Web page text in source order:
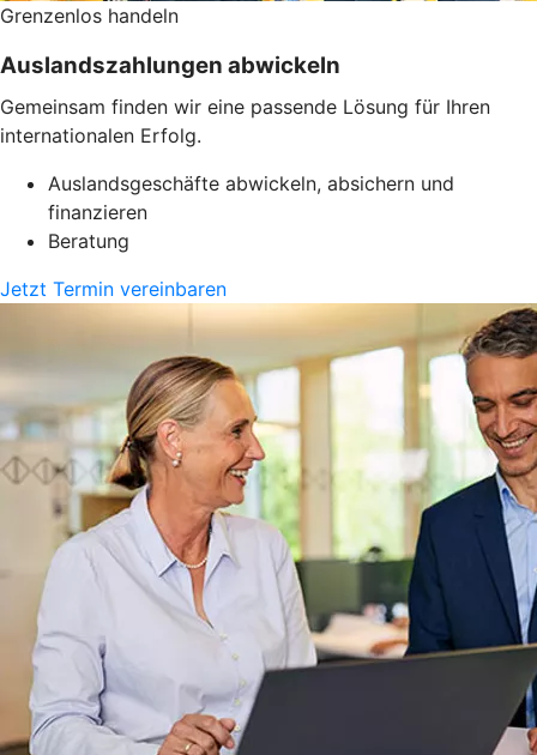
Grenzenlos handeln
Auslandszahlungen abwickeln
Gemeinsam finden wir eine passende Lösung für Ihren
internationalen Erfolg.
Auslandsgeschäfte abwickeln, absichern und
finanzieren
Beratung
Jetzt Termin vereinbaren